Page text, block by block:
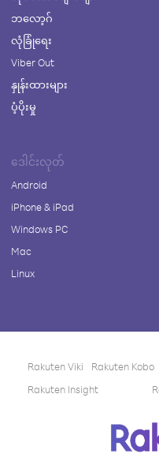
ဘလော့ဂ်
လုံခြုံရေး
Viber Out
နှုန်းထားများ
ပံ့ပိုးမှု
ဒေါင်းလုတ်
Android
iPhone & iPad
Windows PC
Mac
Linux
Rakuten Viki Rakuten Kobo
Rakuten Insight